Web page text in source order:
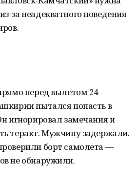
за неадекватного поведения
перед вылетом 24-
пытался попасть в
игнорировал замечания и
теракт. Мужчину задержали.
борт самолета —
не обнаружили.